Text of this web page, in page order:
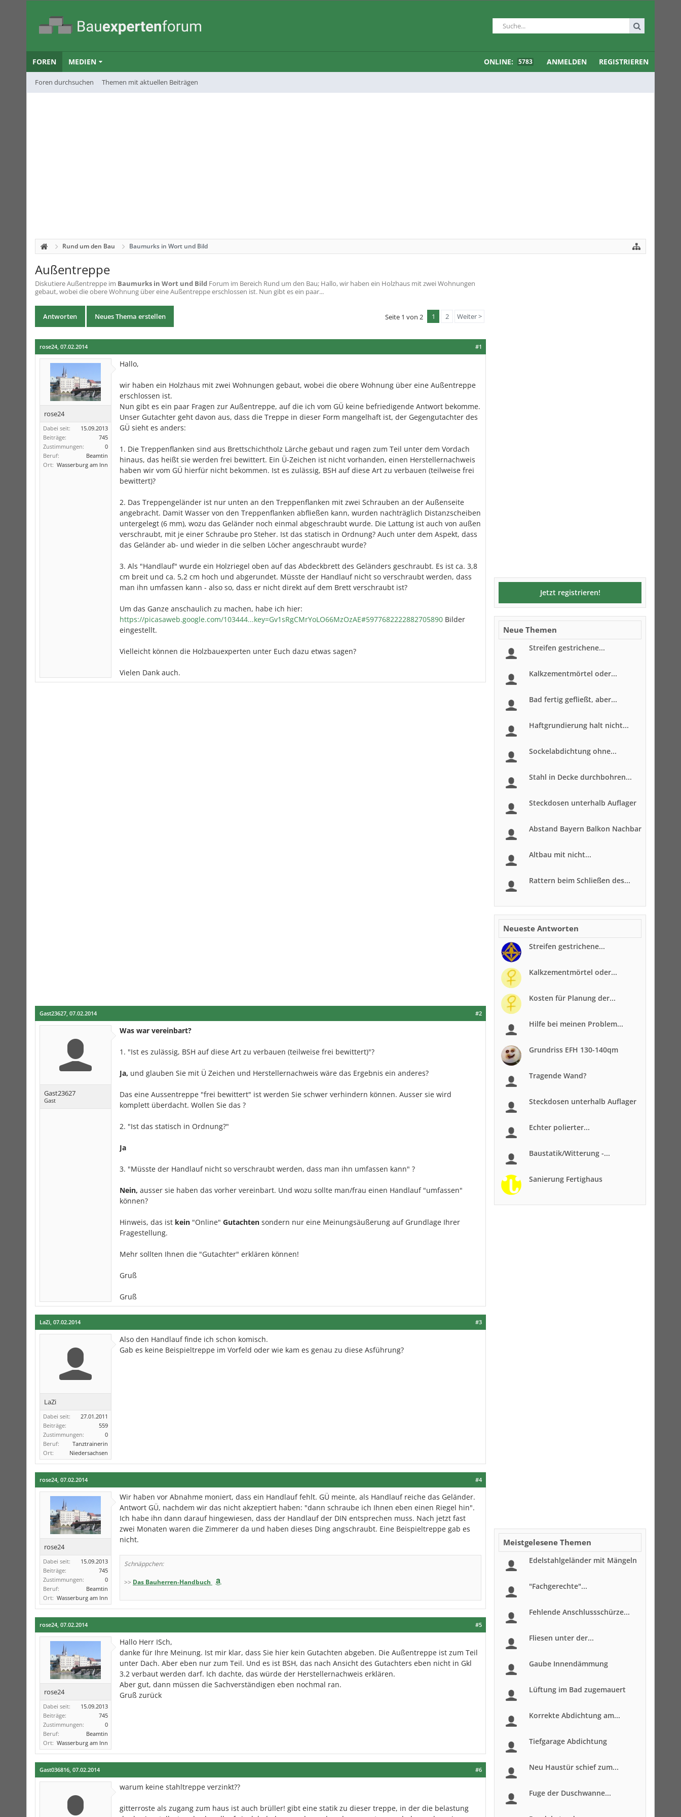
FOREN
Foren durchsuchen Themen mit aktuellen Beiträgen
MEDIEN ONLINE: 5783 ANMELDEN REGISTRIEREN
Rund um den Bau Baumurks in Wort und Bild
Außentreppe
DiskutiereAußentreppe im Baumurks in Wort und Bild Forum im Bereich Rund um den Bau; Hallo, wir haben ein Holzhaus mit zwei Wohnungen
gebaut, wobei die obere Wohnung über eine Außentreppe erschlossen ist. Nun gibt es ein paar...
Antworten Neues Thema erstellen Seite 1 von 2 1 2 Weiter >
#1
rose24, 07.02.2014
rose24
Dabei seit:
15.09.2013
Beiträge:
745
Zustimmungen:
0
Beruf:
Beamtin
Ort: Wasserburg am Inn
Hallo,
wir haben ein Holzhaus mit zwei Wohnungen gebaut, wobei die obere Wohnung über eine Außentreppe
erschlossen ist.
Nun gibt es ein paar Fragen zur Außentreppe, auf die ich vom GÜ keine befriedigende Antwort bekomme.
Unser Gutachter geht davon aus, dass die Treppe in dieser Form mangelhaft ist, der Gegengutachter des
GÜ sieht es anders:
1. Die Treppenflanken sind aus Brettschichtholz Lärche gebaut und ragen zum Teil unter dem Vordach
hinaus, das heißt sie werden frei bewittert. Ein Ü-Zeichen ist nicht vorhanden, einen Herstellernachweis
haben wir vom GÜ hierfür nicht bekommen. Ist es zulässig, BSH auf diese Art zu verbauen (teilweise frei
bewittert)?
2. Das Treppengeländer ist nur unten an den Treppenflanken mit zwei Schrauben an der Außenseite
angebracht. Damit Wasser von den Treppenflanken abfließen kann, wurden nachträglich Distanzscheiben
untergelegt (6 mm), wozu das Geländer noch einmal abgeschraubt wurde. Die Lattung ist auch von außen
verschraubt, mit je einer Schraube pro Steher. Ist das statisch in Ordnung? Auch unter dem Aspekt, dass
das Geländer ab- und wieder in die selben Löcher angeschraubt wurde?
3. Als "Handlauf" wurde ein Holzriegel oben auf das Abdeckbrett des Geländers geschraubt. Es ist ca. 3,8
cm breit und ca. 5,2 cm hoch und abgerundet. Müsste der Handlauf nicht so verschraubt werden, dass
man ihn umfassen kann - also so, dass er nicht direkt auf dem Brett verschraubt ist?
Um das Ganze anschaulich zu machen, habe ich hier:
https://picasaweb.google.com/103444...key=Gv1sRgCMrYoLO66MzOzAE#5977682222882705890 Bilder
eingestellt.
Vielleicht können die Holzbauexperten unter Euch dazu etwas sagen?
Vielen Dank auch.
#2
Gast23627, 07.02.2014
Gast23627
Gast
Was war vereinbart?
1. "Ist es zulässig, BSH auf diese Art zu verbauen (teilweise frei bewittert)"?
Ja, und glauben Sie mit Ü Zeichen und Herstellernachweis wäre das Ergebnis ein anderes?
Das eine Aussentreppe "frei bewittert" ist werden Sie schwer verhindern können. Ausser sie wird
komplett überdacht. Wollen Sie das ?
2. "Ist das statisch in Ordnung?"
Ja
3. "Müsste der Handlauf nicht so verschraubt werden, dass man ihn umfassen kann" ?
Nein, ausser sie haben das vorher vereinbart. Und wozu sollte man/frau einen Handlauf "umfassen"
können?
Hinweis, das ist kein "Online" Gutachten sondern nur eine Meinungsäußerung auf Grundlage Ihrer
Fragestellung.
Mehr sollten Ihnen die "Gutachter" erklären können!
Gruß
Gruß
#3
LaZi, 07.02.2014
LaZi
Dabei seit:
27.01.2011
Beiträge:
559
Zustimmungen:
0
Beruf:
Tanztrainerin
Ort:
Niedersachsen
Also den Handlauf finde ich schon komisch.
Gab es keine Beispieltreppe im Vorfeld oder wie kam es genau zu diese Asführung?
#4
rose24, 07.02.2014
rose24
Dabei seit:
15.09.2013
Beiträge:
745
Zustimmungen:
0
Beruf:
Beamtin
Ort: Wasserburg am Inn
Wir haben vor Abnahme moniert, dass ein Handlauf fehlt. GÜ meinte, als Handlauf reiche das Geländer.
Antwort GÜ, nachdem wir das nicht akzeptiert haben: "dann schraube ich Ihnen eben einen Riegel hin".
Ich habe ihn dann darauf hingewiesen, dass der Handlauf der DIN entsprechen muss. Nach jetzt fast
zwei Monaten waren die Zimmerer da und haben dieses Ding angschraubt. Eine Beispieltreppe gab es
nicht.
Schnäppchen:
>> Das Bauherren-Handbuch
#5
rose24, 07.02.2014
rose24
Dabei seit:
15.09.2013
Beiträge:
745
Zustimmungen:
0
Beruf:
Beamtin
Ort: Wasserburg am Inn
Hallo Herr ISch,
danke für Ihre Meinung. Ist mir klar, dass Sie hier kein Gutachten abgeben. Die Außentreppe ist zum Teil
unter Dach. Aber eben nur zum Teil. Und es ist BSH, das nach Ansicht des Gutachters eben nicht in Gkl
3.2 verbaut werden darf. Ich dachte, das würde der Herstellernachweis erklären.
Aber gut, dann müssen die Sachverständigen eben nochmal ran.
Gruß zurück
#6
Gast036816, 07.02.2014
warum keine stahltreppe verzinkt??
gitterroste als zugang zum haus ist auch brüller! gibt eine statik zu dieser treppe, in der die belastung
Jetzt registrieren!
Neue Themen
Streifen gestrichene...
Kalkzementmörtel oder...
Bad fertig gefließt, aber...
Haftgrundierung halt nicht...
Sockelabdichtung ohne...
Stahl in Decke durchbohren...
Steckdosen unterhalb Auflager
Abstand Bayern Balkon Nachbar
Altbau mit nicht...
Rattern beim Schließen des...
Neueste Antworten
Streifen gestrichene...
Kalkzementmörtel oder...
Kosten für Planung der...
Hilfe bei meinen Problem...
Grundriss EFH 130-140qm
Tragende Wand?
Steckdosen unterhalb Auflager
Echter polierter...
Baustatik/Witterung -...
Sanierung Fertighaus
Meistgelesene Themen
Edelstahlgeländer mit Mängeln
"Fachgerechte"...
Fehlende Anschlussschürze...
Fliesen unter der...
Gaube Innendämmung
Lüftung im Bad zugemauert
Korrekte Abdichtung am...
Tiefgarage Abdichtung
Neu Haustür schief zum...
Fuge der Duschwanne...